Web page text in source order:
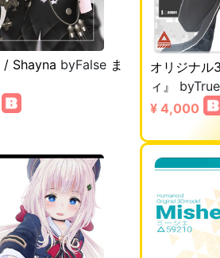
/ Shayna byFalse ま
オリジナル
ィ』
byTrue
¥ 4,000